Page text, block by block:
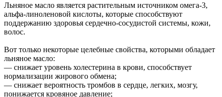
Льняное масло является растительным источником омега-3,
альфа-линоленовой кислоты, которые способствуют
поддержанию здоровья сердечно-сосудистой системы, кожи,
волос.
Вот только некоторые целебные свойства, которыми обладает
льняное масло:
— снижает уровень холестерина в крови, способствует
нормализации жирового обмена;
— снижает вероятность тромбов в сердце, легких, мозгу,
понижается кровяное давление;